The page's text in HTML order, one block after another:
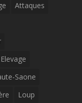
Attaques
Elevage
Saone
Loup